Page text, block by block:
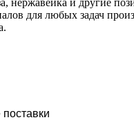
для любых задач